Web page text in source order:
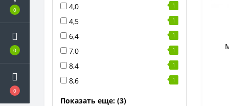
0
0
0
4,0 1
4,5 1
6,4 1
7,0 1
8,4 1
8,6 1
Показать еще: (3)